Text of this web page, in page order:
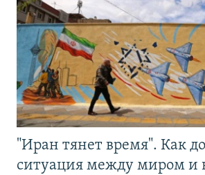
"Иран тянет время". Как
ситуация между миром и